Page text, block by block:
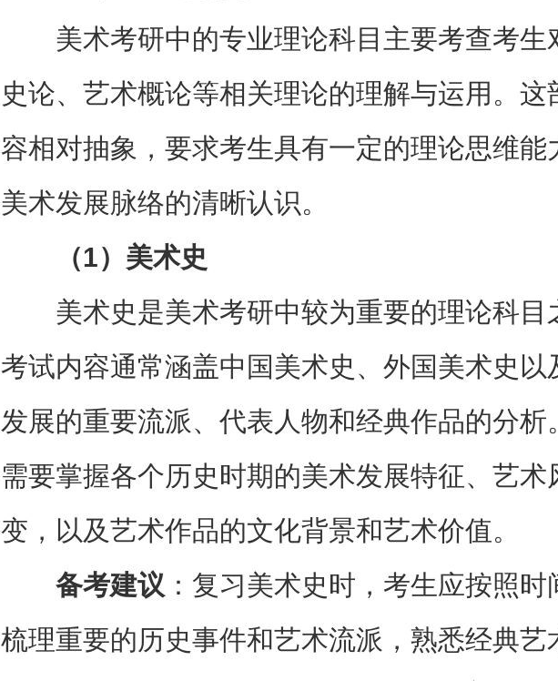
美术考研中的专业理论科目主要考查考生
史论、艺术概论等相关理论的理解与运用。这
容相对抽象，要求考生具有一定的理论思维能
美术发展脉络的清晰认识。
（1）美术史
美术史是美术考研中较为重要的理论科目
考试内容通常涵盖中国美术史、外国美术史以
发展的重要流派、代表人物和经典作品的分析
需要掌握各个历史时期的美术发展特征、艺术
变，以及艺术作品的文化背景和艺术价值。
备考建议 ：复习美术史时，考生应按照时
梳理重要的历史事件和艺术流派，熟悉经典艺